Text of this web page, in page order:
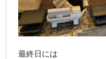
最終日には